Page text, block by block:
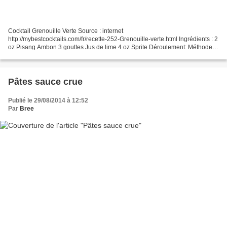
Cocktail Grenouille Verte Source : internet
http://mybestcocktails.com/fr/recette-252-Grenouille-verte.html Ingrédients : 2
oz Pisang Ambon 3 gouttes Jus de lime 4 oz Sprite Déroulement: Méthode :
Pâtes sauce crue
Publié le 29/08/2014 à 12:52
Par Bree